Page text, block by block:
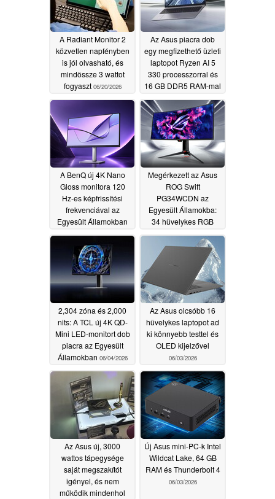
A Radiant Monitor 2
közvetlen napfényben
is jól olvasható, és
mindössze 3 wattot
fogyaszt 06/20/2026
Az Asus piacra dob
egy megfizethető üzleti
laptopot Ryzen AI 5
330 processzorral és
16 GB DDR5 RAM-mal
06/17/2026
A BenQ új 4K Nano
Gloss monitora 120
Hz-es képfrissítési
frekvenciával az
Egyesült Államokban
06/10/2026
Megérkezett az Asus
ROG Swift
PG34WCDN az
Egyesült Államokba:
34 hüvelykes RGB
360 Hz-es
frekvenciával
06/10/2026
2,304 zóna és 2,000
nits: A TCL új 4K QD-
Mini LED-monitort dob
piacra az Egyesült
Államokban 06/04/2026
Az Asus olcsóbb 16
hüvelykes laptopot ad
ki könnyebb testtel és
OLED kijelzővel
06/03/2026
Az Asus új, 3000
wattos tápegysége
saját megszakítót
igényel, és nem
működik mindenhol
Új Asus mini-PC-k Intel
Wildcat Lake, 64 GB
RAM és Thunderbolt 4
06/03/2026